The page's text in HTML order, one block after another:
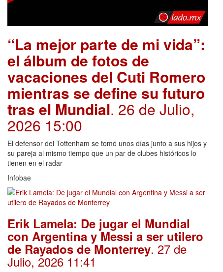
“La mejor parte de mi vida”:
el álbum de fotos de
vacaciones del Cuti Romero
mientras se define su futuro
tras el Mundial. 26 de Julio,
2026 15:00
El defensor del Tottenham se tomó unos días junto a sus hijos y
su pareja al mismo tiempo que un par de clubes históricos lo
tienen en el radar
Infobae
Erik Lamela: De jugar el Mundial
con Argentina y Messi a ser utilero
de Rayados de Monterrey. 27 de
Julio, 2026 11:41